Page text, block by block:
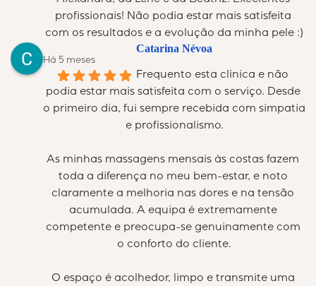
profissionais! Não podia estar mais satisfeita
com os resultados e a evolução da minha pele :)
Catarina Névoa
Há 5 meses
Frequento esta clínica e não
podia estar mais satisfeita com o serviço. Desde
o primeiro dia, fui sempre recebida com simpatia
e profissionalismo.
As minhas massagens mensais às costas fazem
toda a diferença no meu bem-estar, e noto
claramente a melhoria nas dores e na tensão
acumulada. A equipa é extremamente
competente e preocupa-se genuinamente com
o conforto do cliente.
O espaço é acolhedor, limpo e transmite uma